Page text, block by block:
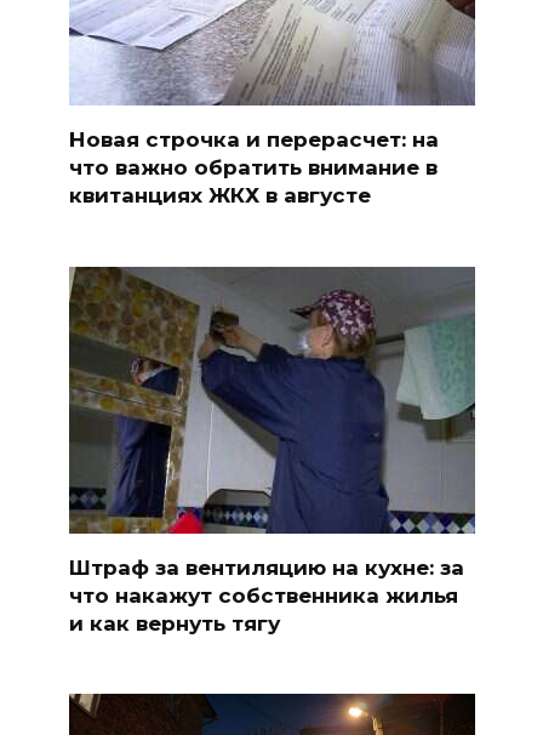
Новая строчка и перерасчет: на
что важно обратить внимание в
квитанциях ЖКХ в августе
Штраф за вентиляцию на кухне: за
что накажут собственника жилья
и как вернуть тягу